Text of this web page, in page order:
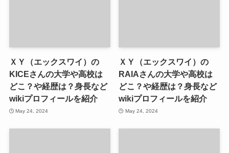
ＸＹ（エックスワイ）の
KICEさんの大学や高校は
どこ？や経歴は？身長など
wikiプロフィールを紹介
May 24, 2024
ＸＹ（エックスワイ）の
RAIAさんの大学や高校は
どこ？や経歴は？身長など
wikiプロフィールを紹介
May 24, 2024